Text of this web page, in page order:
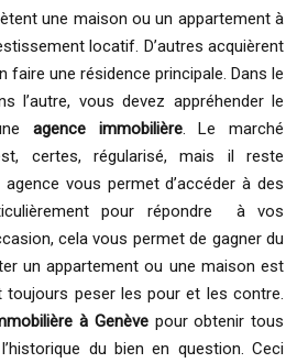
une maison ou un appartement à
locatif. D’autres acquièrent
faire une résidence principale. Dans le
l’autre, vous devez appréhender le
agence immobilière. Le marché
certes, régularisé, mais il reste
vous permet d’accéder à des
pour répondre à vos
cela vous permet de gagner du
un appartement ou une maison est
peser les pour et les contre.
à Genèvepour obtenir tous
du bien en question. Ceci